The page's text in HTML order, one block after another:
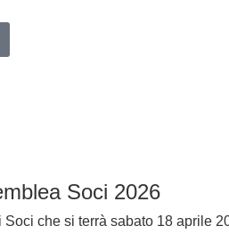
Soci 2026
Soci che si terrà sabato 18 aprile